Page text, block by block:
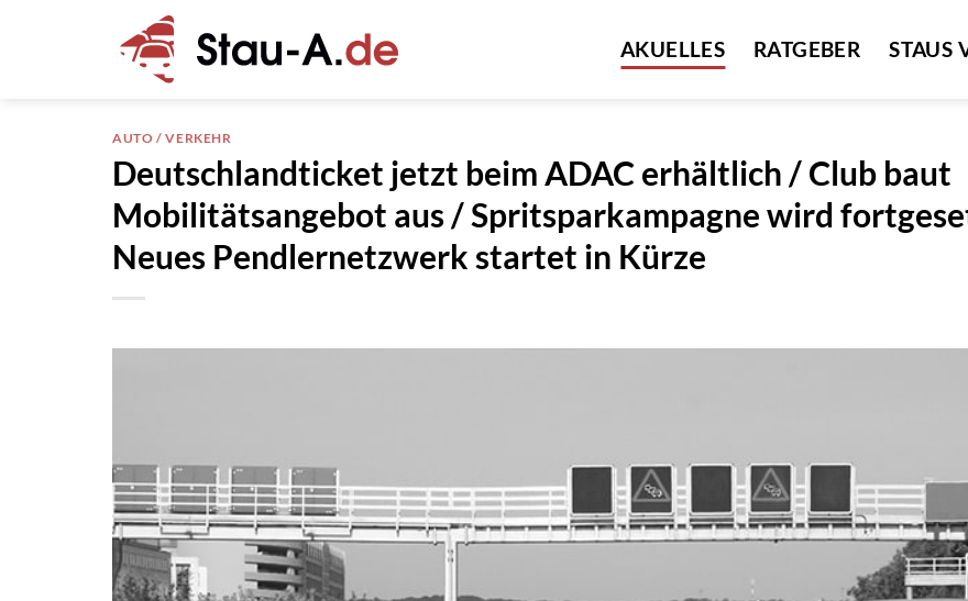
AKUELLES RATGEBER STAUS
AUTO / VERKEHR
Deutschlandticket jetzt beim ADAC erhältlich / Club baut
Mobilitätsangebot aus / Spritsparkampagne wird
Neues Pendlernetzwerk startet in Kürze